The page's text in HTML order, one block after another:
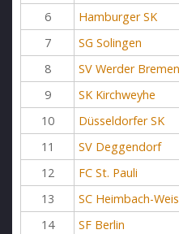
6
Hamburger SK
7
SG Solingen
8
SV Werder Bremen
9
SK Kirchweyhe
10
Düsseldorfer SK
11
SV Deggendorf
12
FC St. Pauli
13
SC Heimbach-
14
SF Berlin